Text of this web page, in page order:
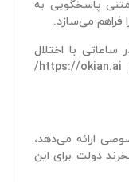
پاسخگویی به
می‌سازد.
ساعاتی با اختلال
مواجه است. به برنامه اُکیان با آدرس https://okian.ai/
ارائه می‌دهد،
دولت برای این